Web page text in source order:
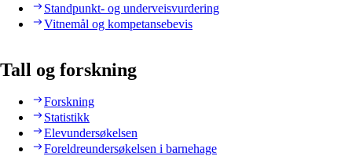
Standpunkt- og underveisvurdering
Vitnemål og kompetansebevis
Tall og forskning
Forskning
Statistikk
Elevundersøkelsen
Foreldreundersøkelsen i barnehage